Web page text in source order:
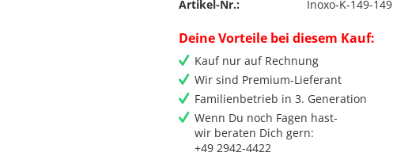
Artikel-Nr.: Inoxo-K-149-149
Deine Vorteile bei diesem Kauf:
Kauf nur auf Rechnung
Wir sind Premium-Lieferant
Familienbetrieb in 3. Generation
Wenn Du noch Fagen hast-
wir beraten Dich gern:
+49 2942-4422